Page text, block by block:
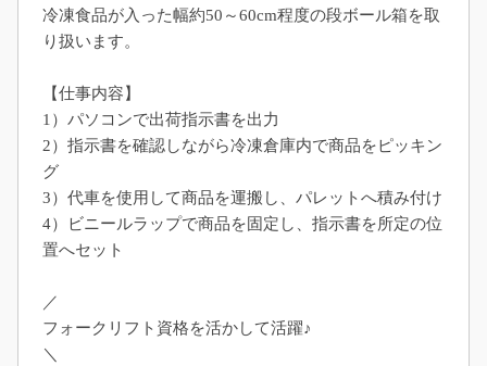
冷凍食品が入った幅約50～60cm程度の段ボール箱を取
り扱います。
【仕事内容】
1）パソコンで出荷指示書を出力
2）指示書を確認しながら冷凍倉庫内で商品をピッキン
グ
3）代車を使用して商品を運搬し、パレットへ積み付け
4）ビニールラップで商品を固定し、指示書を所定の位
置へセット
／
フォークリフト資格を活かして活躍♪
＼